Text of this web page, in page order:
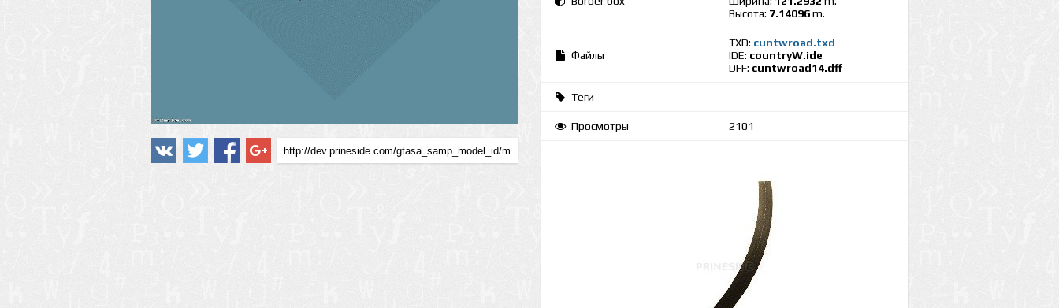
Высота: 7.14096m.
Файлы
TXD: cuntwroad.txd
IDE: countryW.ide
DFF: cuntwroad14.dff
Теги
Просмотры 2101